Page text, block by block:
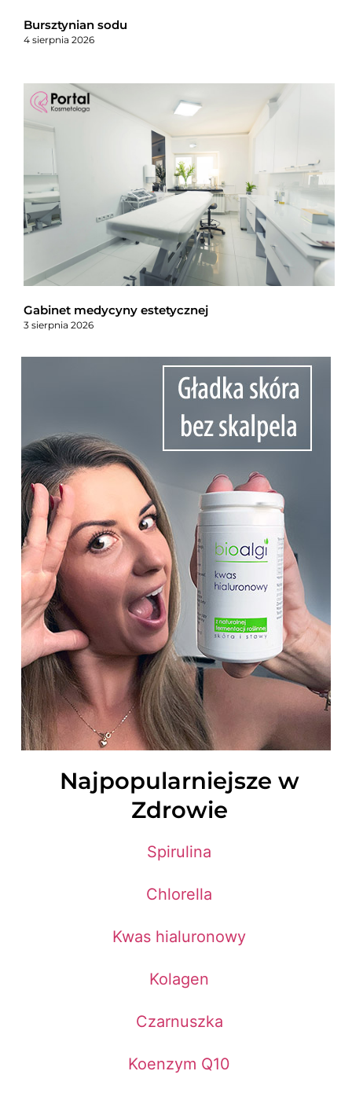
Bursztynian sodu
4 sierpnia 2026
Gabinet medycyny estetycznej
3 sierpnia 2026
Najpopularniejsze w
Zdrowie
Spirulina
Chlorella
Kwas hialuronowy
Kolagen
Czarnuszka
Koenzym Q10